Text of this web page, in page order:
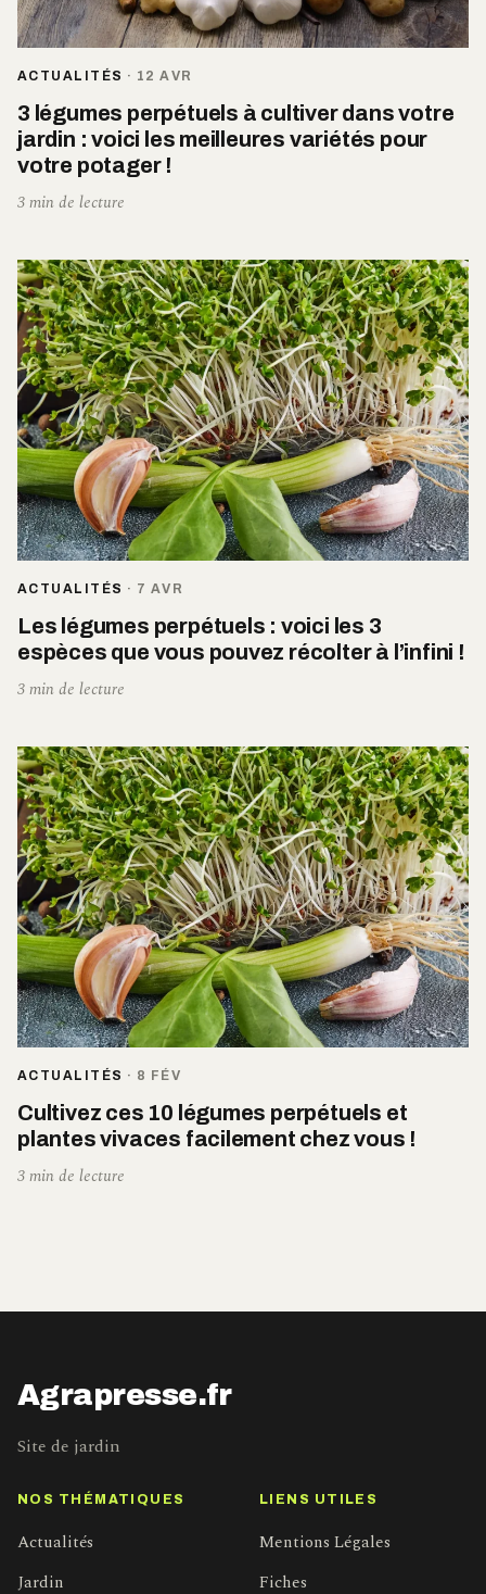
ACTUALITÉS · 12 AVR
3 légumes perpétuels à cultiver dans votre
jardin : voici les meilleures variétés pour
votre potager !
3 min de lecture
ACTUALITÉS · 7 AVR
Les légumes perpétuels : voici les 3
espèces que vous pouvez récolter à l’infini !
3 min de lecture
ACTUALITÉS · 8 FÉV
Cultivez ces 10 légumes perpétuels et
plantes vivaces facilement chez vous !
3 min de lecture
Agrapresse.fr
Site de jardin
NOS THÉMATIQUES
Actualités
Jardin
LIENS UTILES
Mentions Légales
Fiches